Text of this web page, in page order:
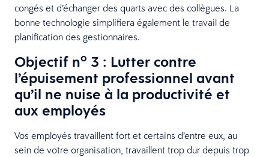
congés et d’échanger des quarts avec des collègues. La
bonne technologie simplifiera également le travail de
planification des gestionnaires.
Objectif no 3 : Lutter contre
l’épuisement professionnel avant
qu’il ne nuise à la productivité et
aux employés
Vos employés travaillent fort et certains d’entre eux, au
sein de votre organisation, travaillent trop dur depuis trop